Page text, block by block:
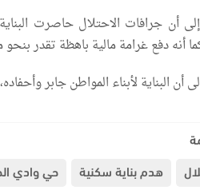
أن جرافات الاحتلال حاصرت
أنه دفع غرامة مالية باهظة تقدر
أن البناية لأبناء المواطن جابر
هدم بناية سكنية حي وادي